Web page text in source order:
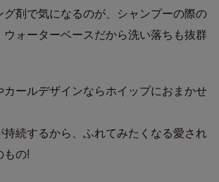
グ剤で気になるのが、シャンプーの際の
ウォーターベースだから洗い落ちも抜群
カールデザインならホイップにおまかせ
持続するから、ふれてみたくなる愛され
もの!